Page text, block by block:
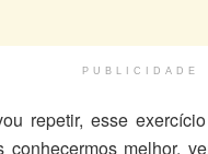
PUBLICIDADE
repetir, esse
conhecermos melhor,